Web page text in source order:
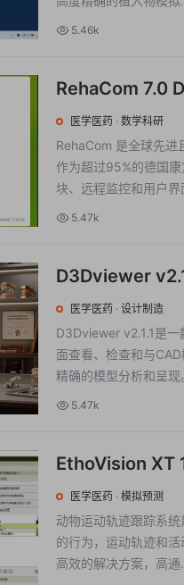
5.46k
RehaCom 7.0
医学医药 · 数学科研
RehaCom 是全球先进
作为超过95%的德国
块、远程监控和用户界
5.47k
D3Dviewer
医学医药 · 设计制造
D3Dviewer v2.1.1是
面查看、检查和与
精确的模型分析和呈现
5.47k
EthoVision XT
ethovision xt
医学医药 · 模拟预测
动物运动轨迹跟踪系
的行为，运动轨迹和
高效的解决方案，高通